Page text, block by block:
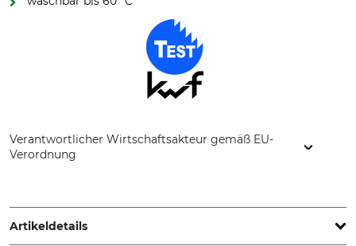
Verantwortlicher Wirtschaftsakteur gemäß EU-
Verordnung
28876 Oyten, Germany, www.overhues-schuessler.de
Artikeldetails